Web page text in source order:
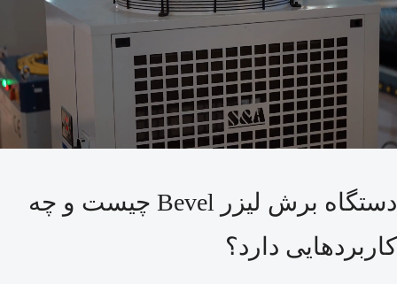
دستگاه برش لیزر Bevel چیست و چه
کاربردهایی دارد؟